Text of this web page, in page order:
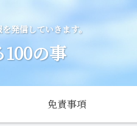
発信していきます。
の事
免責事項